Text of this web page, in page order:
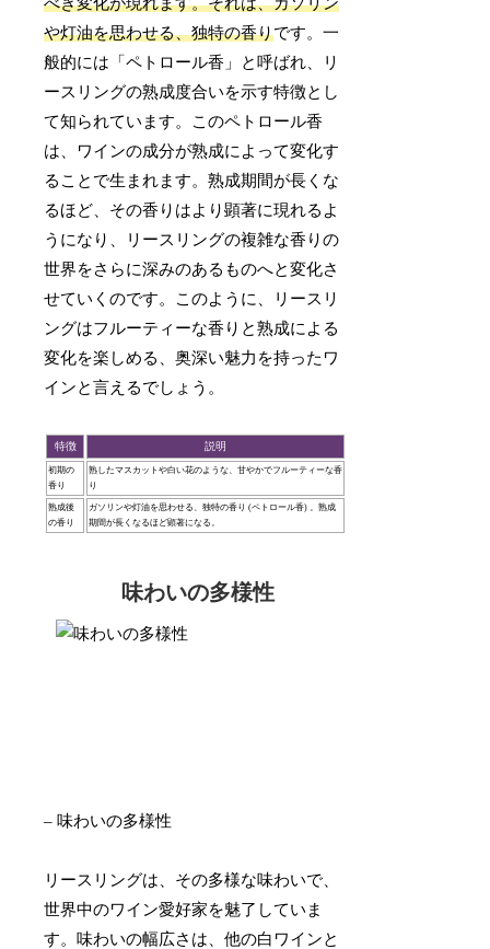
や灯油を思わせる、独特の香りです。一
般的には「ペトロール香」と呼ばれ、リ
ースリングの熟成度合いを示す特徴とし
て知られています。このペトロール香
は、ワインの成分が熟成によって変化す
ることで生まれます。熟成期間が長くな
るほど、その香りはより顕著に現れるよ
うになり、リースリングの複雑な香りの
世界をさらに深みのあるものへと変化さ
せていくのです。このように、リースリ
ングはフルーティーな香りと熟成による
変化を楽しめる、奥深い魅力を持ったワ
インと言えるでしょう。
特徴 説明
初期の
香り
熟したマスカットや白い花のような、甘やかでフルーティーな香
り
熟成後
の香り
ガソリンや灯油を思わせる、独特の香り (ペトロール香) 。熟成
期間が長くなるほど顕著になる。
味わいの多様性
– 味わいの多様性
リースリングは、その多様な味わいで、
世界中のワイン愛好家を魅了していま
す。味わいの幅広さは、他の白ワインと